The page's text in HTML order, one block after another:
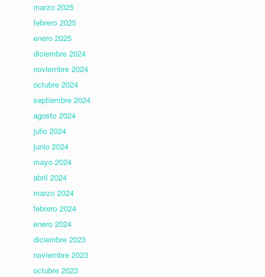
marzo 2025
febrero 2025
enero 2025
diciembre 2024
noviembre 2024
octubre 2024
septiembre 2024
agosto 2024
julio 2024
junio 2024
mayo 2024
abril 2024
marzo 2024
febrero 2024
enero 2024
diciembre 2023
noviembre 2023
octubre 2023